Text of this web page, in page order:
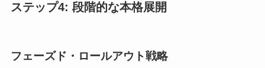
ステップ4: 段階的な本格展開
フェーズド・ロールアウト戦略